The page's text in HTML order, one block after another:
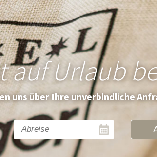
auf Urlaub
uns über Ihre unverbindliche